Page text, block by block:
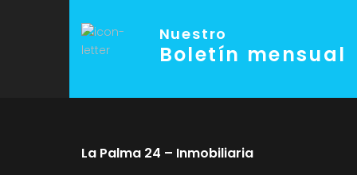
Nuestro
Boletín mensual
La Palma 24 – Inmobiliaria